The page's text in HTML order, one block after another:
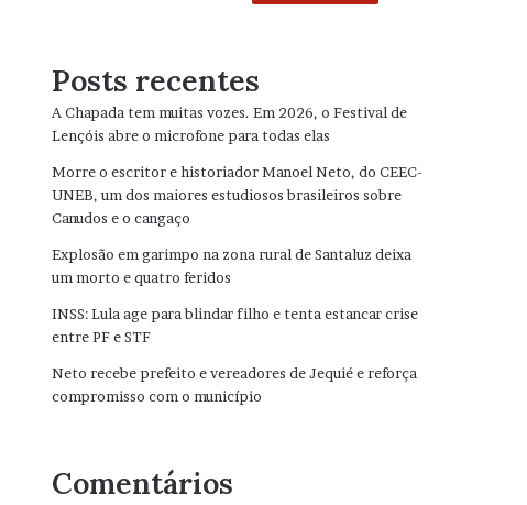
Posts recentes
A Chapada tem muitas vozes. Em 2026, o Festival de
Lençóis abre o microfone para todas elas
Morre o escritor e historiador Manoel Neto, do CEEC-
UNEB, um dos maiores estudiosos brasileiros sobre
Canudos e o cangaço
Explosão em garimpo na zona rural de Santaluz deixa
um morto e quatro feridos
INSS: Lula age para blindar filho e tenta estancar crise
entre PF e STF
Neto recebe prefeito e vereadores de Jequié e reforça
compromisso com o município
Comentários